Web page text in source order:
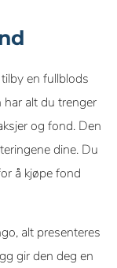
en fullblods
alt du trenger
og fond. Den
dine. Du
å kjøpe fond
alt presenteres
gir den deg en